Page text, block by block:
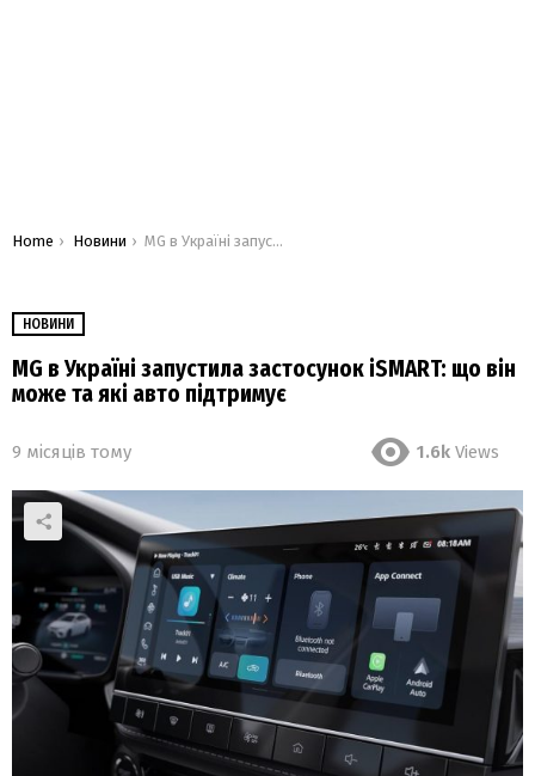
You are here:
Home Новини MG в Україні запустила застосунок iSMART: що він може та які авто підтримує
НОВИНИ
MG в Україні запустила застосунок iSMART: що він
може та які авто підтримує
9 місяців тому 1.6k Views